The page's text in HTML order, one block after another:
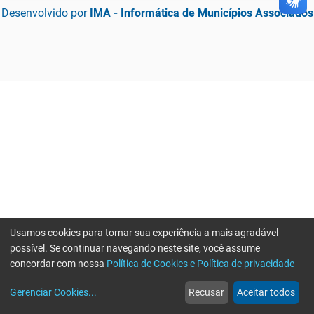
Desenvolvido por IMA - Informática de Municípios Associados
web
Notícias
more_horiz
Mais
Usamos cookies para tornar sua experiência a mais agradável
possível. Se continuar navegando neste site, você assume
concordar com nossa Política de Cookies e Política de privacidade
Gerenciar Cookies... Recusar Aceitar todos